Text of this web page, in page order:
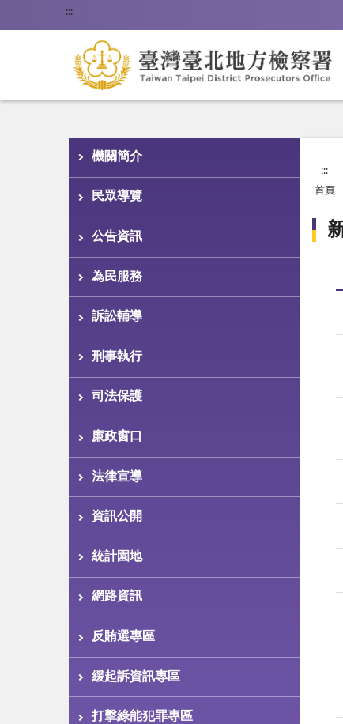
:::
機關簡介
民眾導覽
公告資訊
為民服務
訴訟輔導
刑事執行
司法保護
廉政窗口
法律宣導
資訊公開
統計園地
網路資訊
反賄選專區
緩起訴資訊專區
打擊綠能犯罪專區
:::
首頁